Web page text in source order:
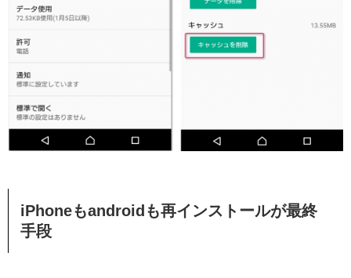
iPhoneもandroidも再インストールが最終
手段